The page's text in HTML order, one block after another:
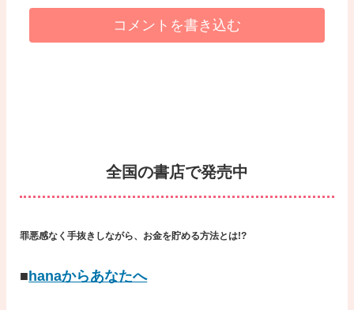
コメントを書き込む
全国の書店で発売中
罪悪感なく手抜きしながら、お金を貯める方法とは!?
■ hanaからあなたへ